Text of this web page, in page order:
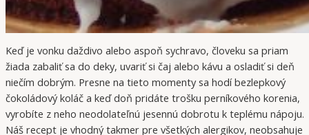
Keď je vonku daždivo alebo aspoň sychravo, človeku sa priam
žiada zabaliť sa do deky, uvariť si čaj alebo kávu a osladiť si deň
niečím dobrým. Presne na tieto momenty sa hodí bezlepkový
čokoládový koláč a keď doň pridáte trošku perníkového korenia,
vyrobíte z neho neodolateľnú jesennú dobrotu k teplému nápoju.
Náš recept je vhodný takmer pre všetkých alergikov, neobsahuje